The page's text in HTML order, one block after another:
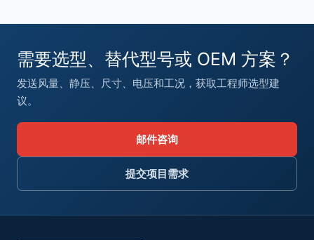
需要选型、替代型号或 OEM 方案？
发送风量、静压、尺寸、电压和工况，获取工程师选型建
议。
邮件咨询
提交项目需求